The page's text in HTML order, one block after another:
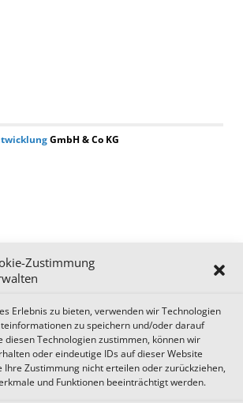
Zustimmung
Erlebnis zu bieten, verwenden wir Technologien
zu speichern und/oder darauf
diesen Technologien zustimmen, können wir
oder eindeutige IDs auf dieser Website
Ihre Zustimmung nicht erteilen oder zurückziehen,
und Funktionen beeinträchtigt werden.
GmbH & Co KG